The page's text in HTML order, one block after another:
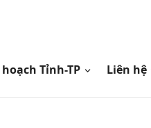
Tỉnh-TP Liên hệ